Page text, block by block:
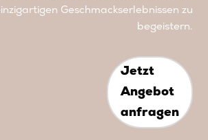
Geschmackserlebnissen zu
begeistern.
Jetzt
Angebot
anfragen